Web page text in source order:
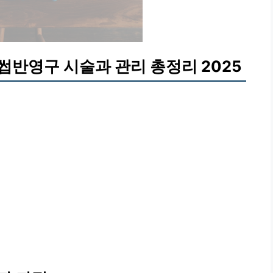
반영구 시술과 관리 총정리 2025